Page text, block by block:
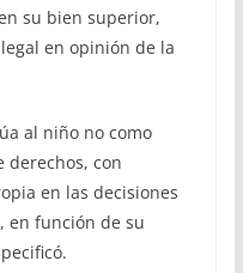
su bien superior,
en opinión de la
al niño no como
derechos, con
en las decisiones
en función de su